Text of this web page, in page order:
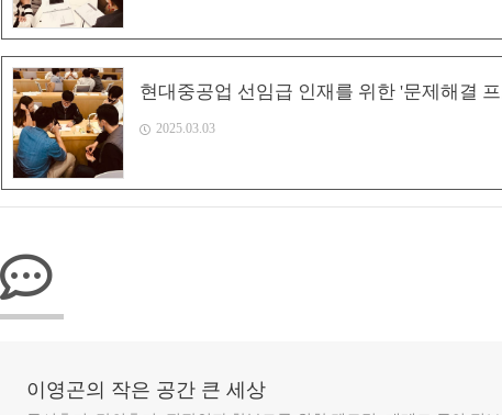
현대중공업 선임급 인재를 위한 '문제해결
2025.03.03
이영곤의 작은 공간 큰 세상